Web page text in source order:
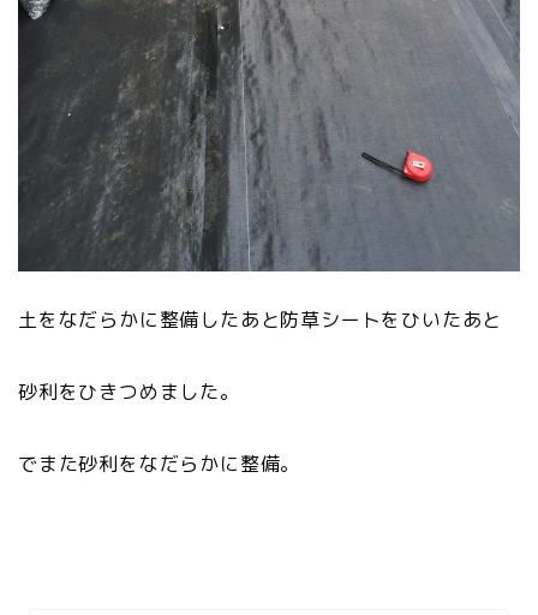
土をなだらかに整備したあと防草シートをひいたあと
砂利をひきつめました。
でまた砂利をなだらかに整備。